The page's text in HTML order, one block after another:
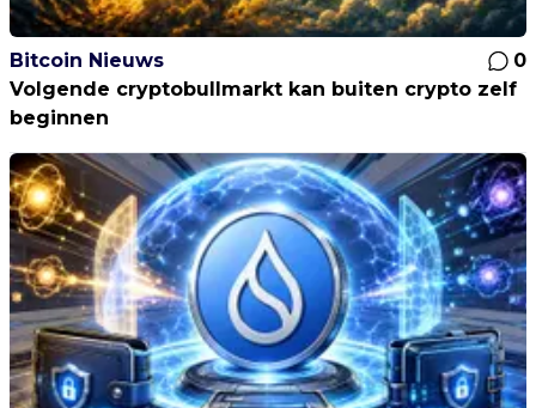
Bitcoin Nieuws
0
Volgende cryptobullmarkt kan buiten crypto zelf
beginnen